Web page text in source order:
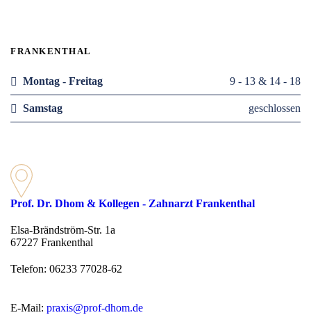
FRANKENTHAL
Montag - Freitag 9 - 13 & 14 - 18
Samstag geschlossen
Prof. Dr. Dhom & Kollegen - Zahnarzt Frankenthal
Elsa-Brändström-Str. 1a
67227 Frankenthal
Telefon: 06233 77028-62
E-Mail: praxis@prof-dhom.de